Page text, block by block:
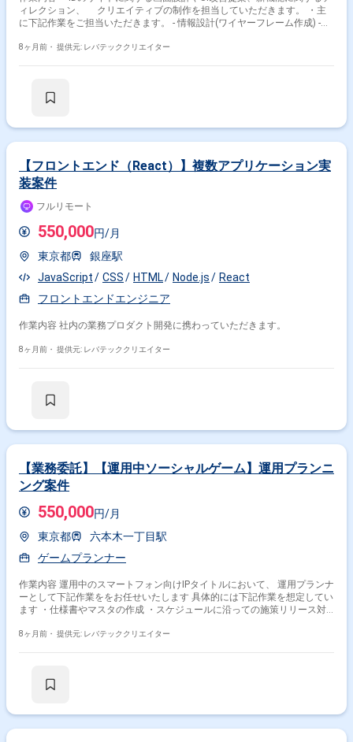
ィレクション、 クリエイティブの制作を担当していただきます。 ・主
に下記作業をご担当いただきます。 - 情報設計(ワイヤーフレーム作成) -プ
8ヶ月前・ 提供元: レバテッククリエイター
【フロントエンド（React）】複数アプリケーション実
装案件
フルリモート
550,000円/月
東京都
銀座駅
JavaScript
CSS HTML Node.js
React
フロントエンドエンジニア
作業内容 社内の業務プロダクト開発に携わっていただきます。
8ヶ月前・ 提供元: レバテッククリエイター
【業務委託】【運用中ソーシャルゲーム】運用プランニ
ング案件
550,000円/月
東京都
六本木一丁目駅
ゲームプランナー
作業内容 運用中のスマートフォン向けIPタイトルにおいて、 運用プランナ
ーとして下記作業ををお任せいたします 具体的には下記作業を想定してい
ます ・仕様書やマスタの作成 ・スケジュールに沿っての施策リリース対
8ヶ月前・ 提供元: レバテッククリエイター